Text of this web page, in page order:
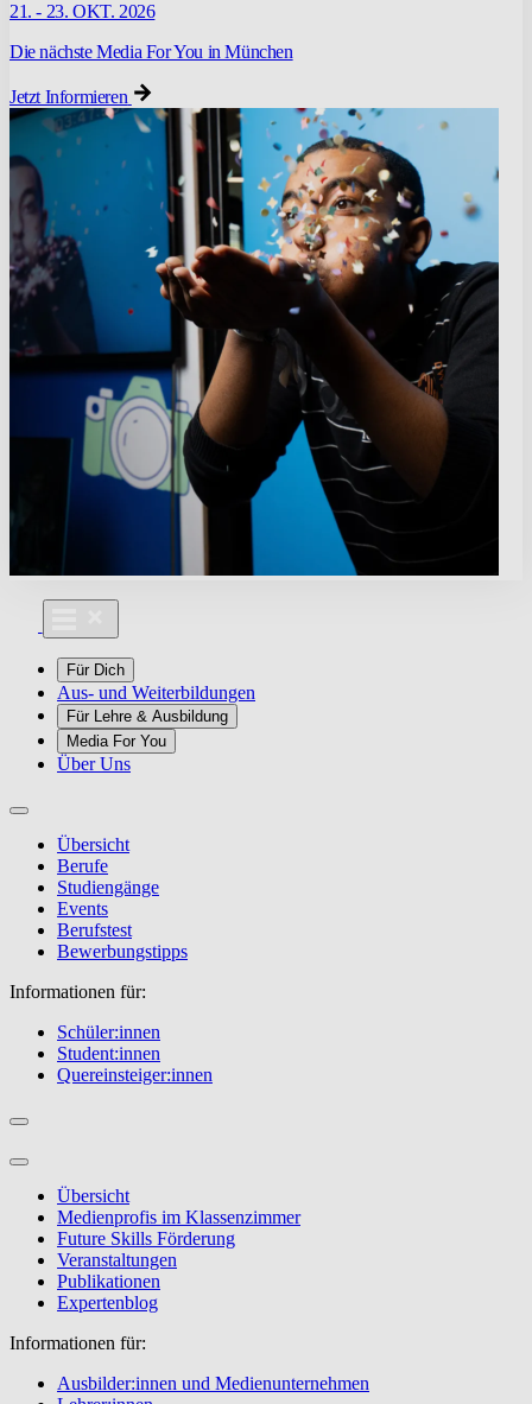
21. - 23. OKT. 2026
Die nächste Media For You in München
Jetzt Informieren
Für Dich
Aus- und Weiterbildungen
Für Lehre & Ausbildung
Media For You
Über Uns
Übersicht
Berufe
Studiengänge
Events
Berufstest
Bewerbungstipps
Informationen für:
Schüler:innen
Student:innen
Quereinsteiger:innen
Übersicht
Medienprofis im Klassenzimmer
Future Skills Förderung
Veranstaltungen
Publikationen
Expertenblog
Informationen für:
Ausbilder:innen und Medienunternehmen